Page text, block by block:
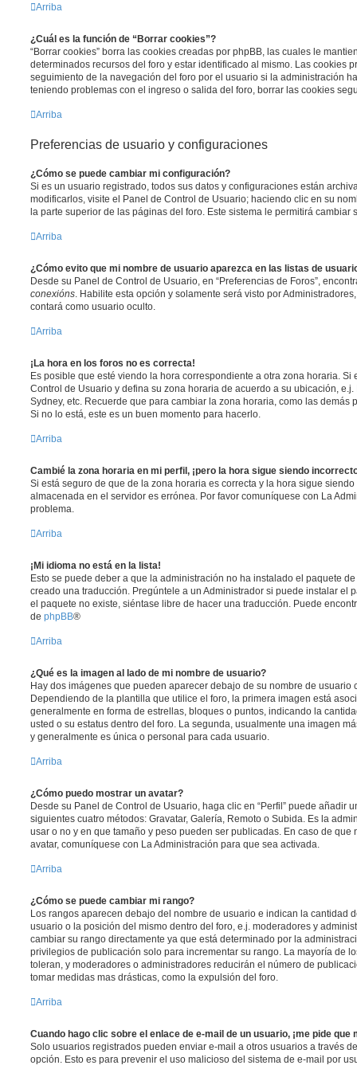
Arriba
¿Cuál es la función de “Borrar cookies”?
“Borrar cookies” borra las cookies creadas por phpBB, las cuales le
determinados recursos del foro y estar identificado al mismo. Las cookies
seguimiento de la navegación del foro por el usuario si la administración
teniendo problemas con el ingreso o salida del foro, borrar las cookies
Arriba
Preferencias de usuario y configuraciones
¿Cómo se puede cambiar mi configuración?
Si es un usuario registrado, todos sus datos y configuraciones están
modificarlos, visite el Panel de Control de Usuario; haciendo clic en su
la parte superior de las páginas del foro. Este sistema le permitirá cambiar
Arriba
¿Cómo evito que mi nombre de usuario aparezca en las listas de
Desde su Panel de Control de Usuario, en “Preferencias de Foros”,
conexións . Habilite esta opción y solamente será visto por
contará como usuario oculto.
Arriba
¡La hora en los foros no es correcta!
Es posible que esté viendo la hora correspondiente a otra zona horaria. Si
Control de Usuario y defina su zona horaria de acuerdo a su ubicación, e.j.
Sydney, etc. Recuerde que para cambiar la zona horaria, como las demás
Si no lo está, este es un buen momento para hacerlo.
Arriba
Cambié la zona horaria en mi perfil, ¡pero la hora sigue siendo
Si está seguro de que de la zona horaria es correcta y la hora sigue
almacenada en el servidor es errónea. Por favor comuníquese con La
problema.
Arriba
¡Mi idioma no está en la lista!
Esto se puede deber a que la administración no ha instalado el paquete
creado una traducción. Pregúntele a un Administrador si puede instalar el
el paquete no existe, siéntase libre de hacer una traducción. Puede
de phpBB®
Arriba
¿Qué es la imagen al lado de mi nombre de usuario?
Hay dos imágenes que pueden aparecer debajo de su nombre de usuario
Dependiendo de la plantilla que utilice el foro, la primera imagen está
generalmente en forma de estrellas, bloques o puntos, indicando la
usted o su estatus dentro del foro. La segunda, usualmente una imagen
y generalmente es única o personal para cada usuario.
Arriba
¿Cómo puedo mostrar un avatar?
Desde su Panel de Control de Usuario, haga clic en “Perfil” puede añadir
siguientes cuatro métodos: Gravatar, Galería, Remoto o Subida. Es la
usar o no y en que tamaño y peso pueden ser publicadas. En caso de
avatar, comuníquese con La Administración para que sea activada.
Arriba
¿Cómo se puede cambiar mi rango?
Los rangos aparecen debajo del nombre de usuario e indican la cantidad
usuario o la posición del mismo dentro del foro, e.j. moderadores y
cambiar su rango directamente ya que está determinado por la
privilegios de publicación solo para incrementar su rango. La mayoría de
toleran, y moderadores o administradores reducirán el número de
tomar medidas mas drásticas, como la expulsión del foro.
Arriba
Cuando hago clic sobre el enlace de e-mail de un usuario, ¡me pide que
Solo usuarios registrados pueden enviar e-mail a otros usuarios a través
opción. Esto es para prevenir el uso malicioso del sistema de e-mail por